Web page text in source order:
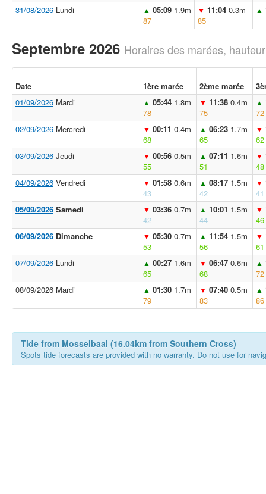
31/08/2026 Lundi ▲ 05:09 1.9m
87
▼ 11:04 0.3m
85
▲
Septembre 2026 Horaires des marées,
Date 1ère marée 2ème marée
01/09/2026 Mardi ▲ 05:44 1.8m
78
▼ 11:38 0.4m
75
▲
72
02/09/2026 Mercredi ▼ 00:11 0.4m
68
▲ 06:23 1.7m
65
▼
62
03/09/2026 Jeudi ▼ 00:56 0.5m
55
▲ 07:11 1.6m
51
▼
48
04/09/2026 Vendredi ▼ 01:58 0.6m
43
▲ 08:17 1.5m
42
▼
41
05/09/2026 Samedi ▼ 03:36 0.7m
42
▲ 10:01 1.5m
44
▼
46
06/09/2026 Dimanche ▼ 05:30 0.7m
53
▲ 11:54 1.5m
56
▼
61
07/09/2026 Lundi ▲ 00:27 1.6m
65
▼ 06:47 0.6m
68
▲
72
08/09/2026 Mardi
▲ 01:30 1.7m
79
▼ 07:40 0.5m
83
▲
86
Tide from Mosselbaai (16.04km from Southern Cross)
Spots tide forecasts are provided with no warranty. Do not use for